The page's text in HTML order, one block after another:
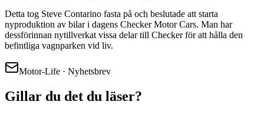
Detta tog Steve Contarino fasta på och beslutade att starta
nyproduktion av bilar i dagens Checker Motor Cars. Man har
dessförinnan nytillverkat vissa delar till Checker för att hålla den
befintliga vagnparken vid liv.
Motor-Life · Nyhetsbrev
Gillar du det du läser?